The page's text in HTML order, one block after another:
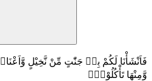
فَاَنْشَأْنَا لَكُمْ بِهٖ جَنّٰتٍ مِّنْ نَّخِيْلٍ
وَّمِنْهَا تَأْكُلُوْنَۙ